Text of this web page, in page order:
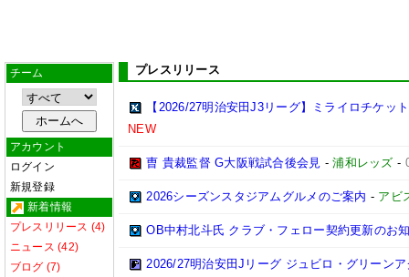
チーム
アカウント
ログイン
新規登録
新着情報
プレスリリース (4)
ニュース (42)
ブログ (7)
プレスリリース
【2026/27明治安田J3リーグ】ミライロチケッ
NEW
曺 貴裁監督 G大阪戦試合後会見 -浦和レッズ -
2026シーズンスタジアムグルメのご案内 - アビ
OB中村北斗氏 クラブ・フェロー契約更新のお
2026/27明治安田Jリーグ ジュビロ・グリーン